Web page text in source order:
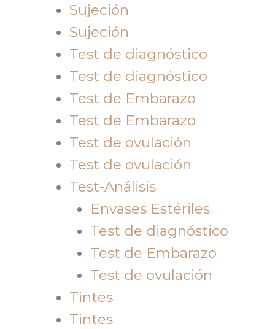
Sujeción
Sujeción
Test de diagnóstico
Test de diagnóstico
Test de Embarazo
Test de Embarazo
Test de ovulación
Test de ovulación
Test-Análisis
Envases Estériles
Test de diagnóstico
Test de Embarazo
Test de ovulación
Tintes
Tintes